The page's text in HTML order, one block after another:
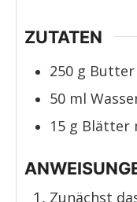
ZUTATEN
250 g Butter
50 ml
15 g Blätter
Zunächst